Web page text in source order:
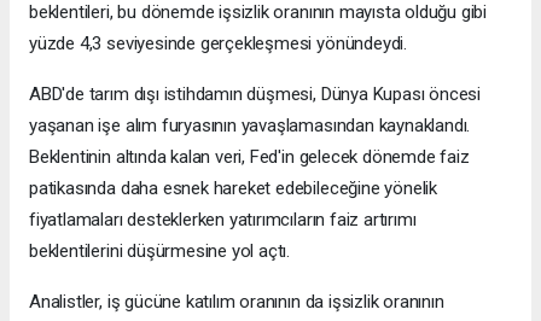
beklentileri, bu dönemde işsizlik oranının mayısta olduğu gibi
yüzde 4,3 seviyesinde gerçekleşmesi yönündeydi.
ABD'de tarım dışı istihdamın düşmesi, Dünya Kupası öncesi
yaşanan işe alım furyasının yavaşlamasından kaynaklandı.
Beklentinin altında kalan veri, Fed'in gelecek dönemde faiz
patikasında daha esnek hareket edebileceğine yönelik
fiyatlamaları desteklerken yatırımcıların faiz artırımı
beklentilerini düşürmesine yol açtı.
Analistler, iş gücüne katılım oranının da işsizlik oranının